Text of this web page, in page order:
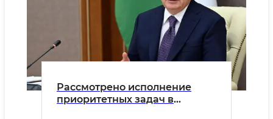
Рассмотрено исполнение
приоритетных задач в